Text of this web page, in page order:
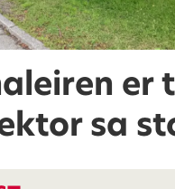
er
sa